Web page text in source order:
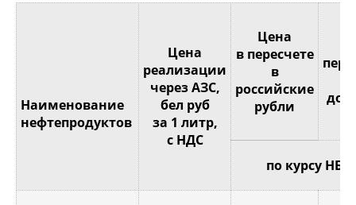
Наименование
нефтепродуктов
Цена
реализации
через АЗС,
бел руб
за 1 литр,
с НДС
Цена
в пересчете
в
российские
рубли
по курсу